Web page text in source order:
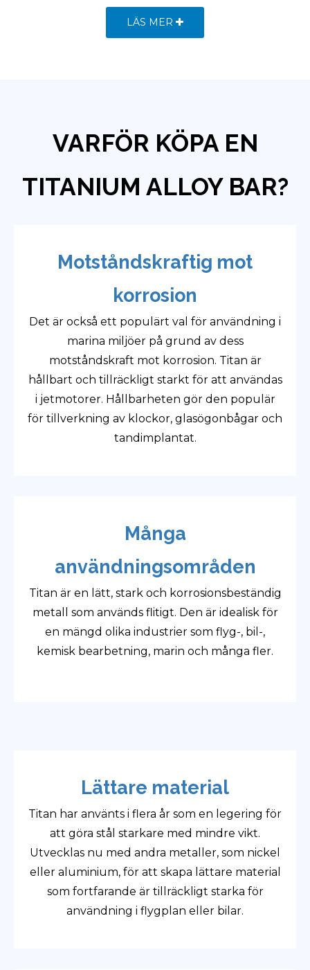
LÄS MER
VARFÖR KÖPA EN
TITANIUM ALLOY BAR?
Motståndskraftig mot
korrosion
Det är också ett populärt val för användning i
marina miljöer på grund av dess
motståndskraft mot korrosion. Titan är
hållbart och tillräckligt starkt för att användas
i jetmotorer. Hållbarheten gör den populär
för tillverkning av klockor, glasögonbågar och
tandimplantat.
Många
användningsområden
Titan är en lätt, stark och korrosionsbeständig
metall som används flitigt. Den är idealisk för
en mängd olika industrier som flyg-, bil-,
kemisk bearbetning, marin och många fler.
Lättare material
Titan har använts i flera år som en legering för
att göra stål starkare med mindre vikt.
Utvecklas nu med andra metaller, som nickel
eller aluminium, för att skapa lättare material
som fortfarande är tillräckligt starka för
användning i flygplan eller bilar.